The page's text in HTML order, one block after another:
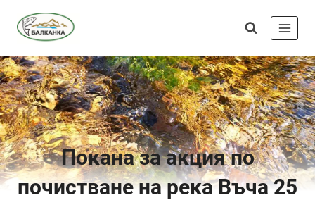
Покана за акция по
почистване на река Въча 25